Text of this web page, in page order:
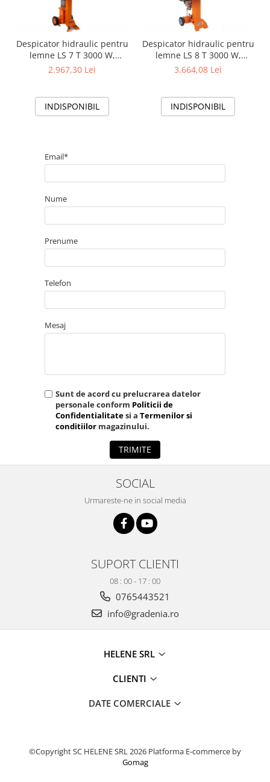
Despicator hidraulic pentru
lemne LS 7 T 3000 W,
presiune maxima 7 tone
2.967,30 Lei
INDISPONIBIL
Despicator hidraulic pentru
lemne LS 8 T 3000 W,
presiune maxima 8 tone
3.664,08 Lei
INDISPONIBIL
Email*
Nume
Prenume
Telefon
Mesaj
Sunt de acord cu prelucrarea datelor
personale conform Politicii de
Confidentialitatesi a Termenilor si
conditiilor magazinului.
TRIMITE
SOCIAL
Urmareste-ne in social media
SUPORT CLIENTI
08 : 00 - 17 : 00
0765443521
info@gradenia.ro
HELENE SRL
CLIENTI
DATE COMERCIALE
©Copyright SC HELENE SRL 2026 Platforma E-commerce by
Gomag